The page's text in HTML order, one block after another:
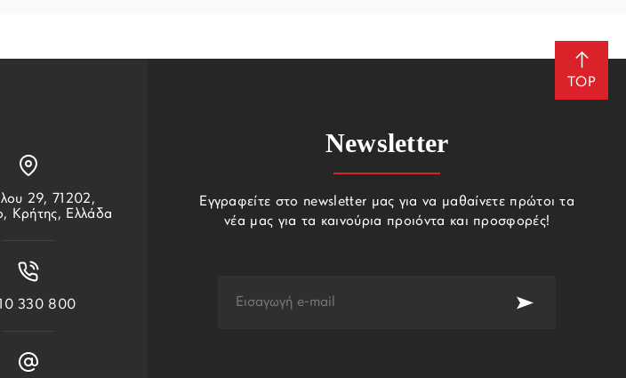
TOP
29, 71202,
Κρήτης, Ελλάδα
330 800
Newsletter
Εγγραφείτε στο newsletter μας για να μαθαίνετε πρώτοι τα
νέα μας για τα καινούρια προιόντα και προσφορές!